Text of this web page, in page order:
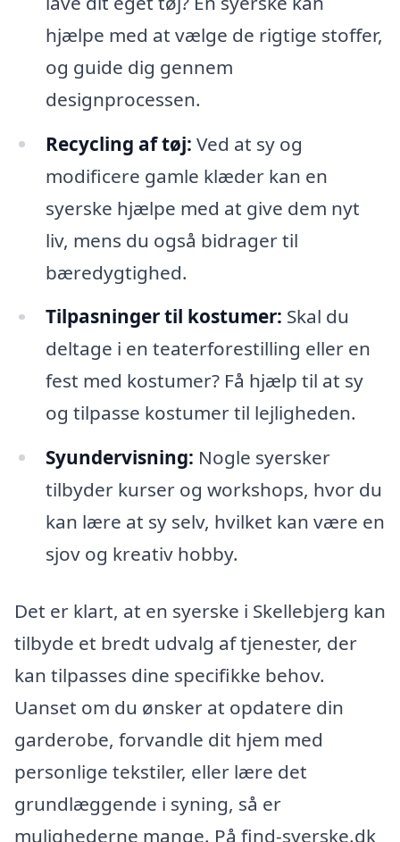
hjælpe med at vælge de rigtige stoffer,
og guide dig gennem
designprocessen.
Recycling af tøj: Ved at sy og
modificere gamle klæder kan en
syerske hjælpe med at give dem nyt
liv, mens du også bidrager til
bæredygtighed.
Tilpasninger til kostumer: Skal du
deltage i en teaterforestilling eller en
fest med kostumer? Få hjælp til at sy
og tilpasse kostumer til lejligheden.
Syundervisning: Nogle syersker
tilbyder kurser og workshops, hvor du
kan lære at sy selv, hvilket kan være en
sjov og kreativ hobby.
Det er klart, at en syerske i Skellebjerg kan
tilbyde et bredt udvalg af tjenester, der
kan tilpasses dine specifikke behov.
Uanset om du ønsker at opdatere din
garderobe, forvandle dit hjem med
personlige tekstiler, eller lære det
grundlæggende i syning, så er
mulighederne mange. På find-syerske.dk